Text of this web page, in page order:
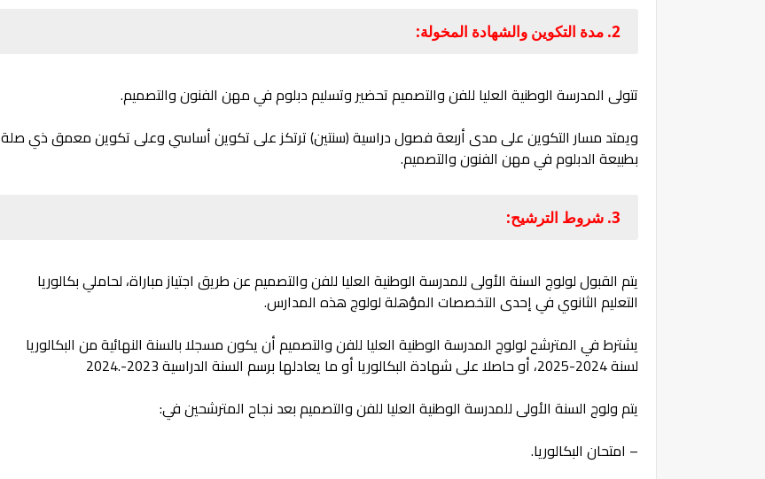
2. مدة التكوين والشهادة المخولة:
تتولى المدرسة الوطنية العليا للفن والتصميم تحضير وتسليم دبلوم في مهن الفنون والتصميم.
ويمتد مسار التكوين على مدى أربعة فصول دراسية (سنتين) ترتكز على تكوين أساسي وعلى تكوين معمق ذي صلة
بطبيعة الدبلوم في مهن الفنون والتصميم.
3. شروط الترشيح:
يتم القبول لولوج السنة الأولى للمدرسة الوطنية العليا للفن والتصميم عن طريق اجتياز مباراة، لحاملي بكالوريا
التعليم الثانوي في إحدى التخصصات المؤهلة لولوج هذه المدارس.
يشترط في المترشح لولوج المدرسة الوطنية العليا للفن والتصميم أن يكون مسجلا بالسنة النهائية من البكالوريا
لسنة 2024-2025، أو حاصلا على شهادة البكالوريا أو ما يعادلها برسم السنة الدراسية 2023-.2024
يتم ولوج السنة الأولى للمدرسة الوطنية العليا للفن والتصميم بعد نجاح المترشحين في:
– امتحان البكالوريا.